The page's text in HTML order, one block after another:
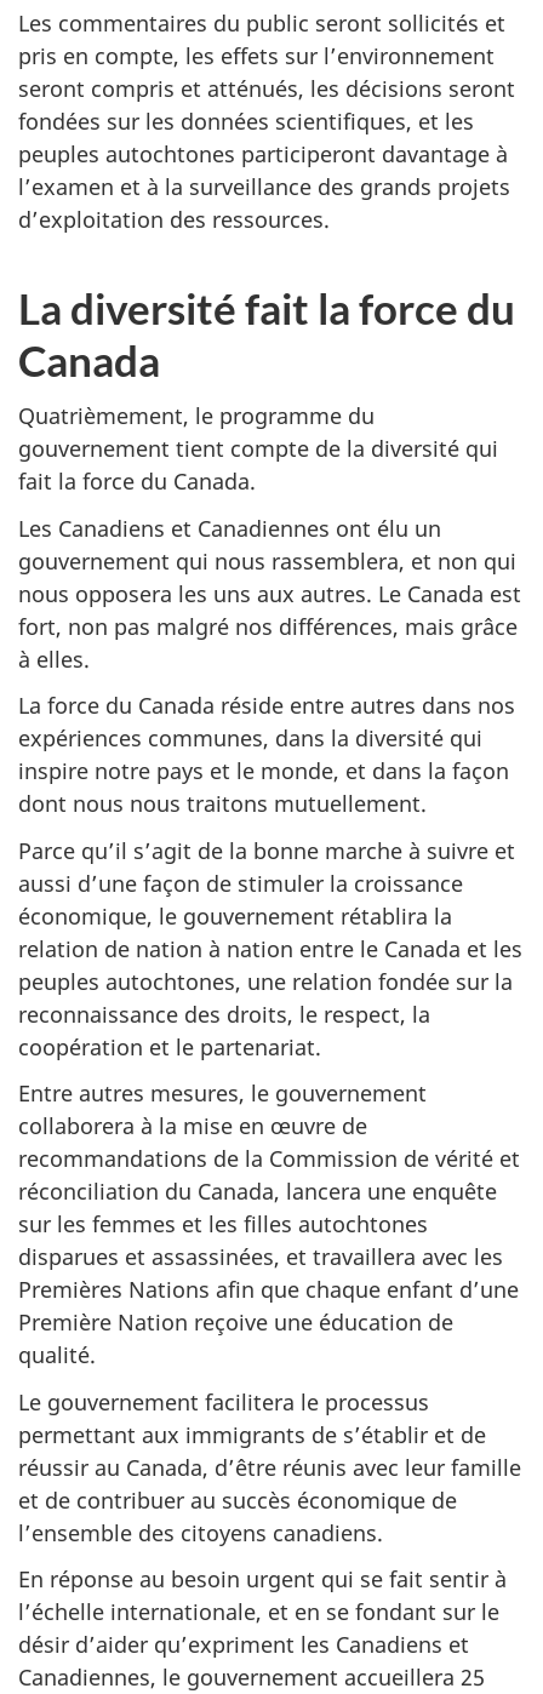
Les commentaires du public seront sollicités et
pris en compte, les effets sur l’environnement
seront compris et atténués, les décisions seront
fondées sur les données scientifiques, et les
peuples autochtones participeront davantage à
l’examen et à la surveillance des grands projets
d’exploitation des ressources.
La diversité fait la force du
Canada
Quatrièmement, le programme du
gouvernement tient compte de la diversité qui
fait la force du Canada.
Les Canadiens et Canadiennes ont élu un
gouvernement qui nous rassemblera, et non qui
nous opposera les uns aux autres. Le Canada est
fort, non pas malgré nos différences, mais grâce
à elles.
La force du Canada réside entre autres dans nos
expériences communes, dans la diversité qui
inspire notre pays et le monde, et dans la façon
dont nous nous traitons mutuellement.
Parce qu’il s’agit de la bonne marche à suivre et
aussi d’une façon de stimuler la croissance
économique, le gouvernement rétablira la
relation de nation à nation entre le Canada et les
peuples autochtones, une relation fondée sur la
reconnaissance des droits, le respect, la
coopération et le partenariat.
Entre autres mesures, le gouvernement
collaborera à la mise en œuvre de
recommandations de la Commission de vérité et
réconciliation du Canada, lancera une enquête
sur les femmes et les filles autochtones
disparues et assassinées, et travaillera avec les
Premières Nations afin que chaque enfant d’une
Première Nation reçoive une éducation de
qualité.
Le gouvernement facilitera le processus
permettant aux immigrants de s’établir et de
réussir au Canada, d’être réunis avec leur famille
et de contribuer au succès économique de
l’ensemble des citoyens canadiens.
En réponse au besoin urgent qui se fait sentir à
l’échelle internationale, et en se fondant sur le
désir d’aider qu’expriment les Canadiens et
Canadiennes, le gouvernement accueillera 25